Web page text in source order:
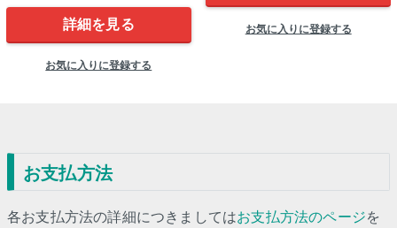
詳細を見る
お気に入りに登録する
お気に入りに登録する
お支払方法
各お支払方法の詳細につきましてはお支払方法のページを